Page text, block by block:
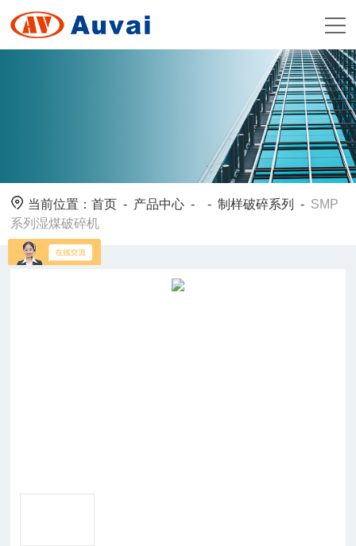
当前位置：首页 - 产品中心 - -制样破碎系列 - SMP
系列湿煤破碎机